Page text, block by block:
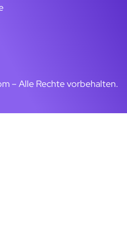
– Alle Rechte vorbehalten.